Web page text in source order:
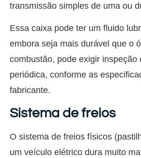
transmissão simples de uma ou
Essa caixa pode ter um fluido
embora seja mais durável que o
combustão, pode exigir inspeção
periódica, conforme as
fabricante.
Sistema de freios
O sistema de freios físicos
um veículo elétrico dura muito